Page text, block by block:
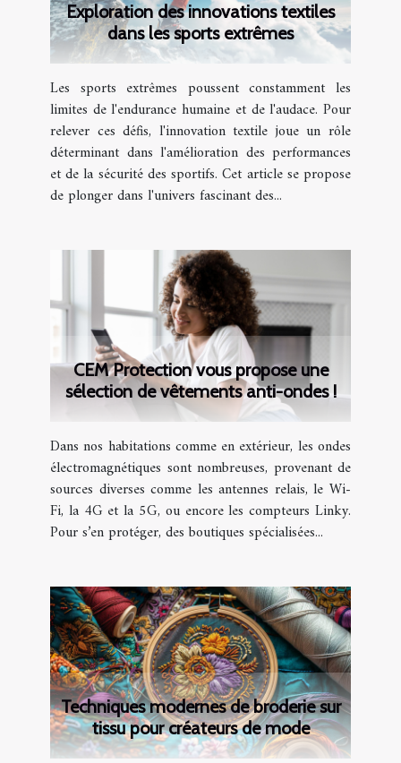
Exploration des innovations textiles
dans les sports extrêmes
Les sports extrêmes poussent constamment les
limites de l'endurance humaine et de l'audace. Pour
relever ces défis, l'innovation textile joue un rôle
déterminant dans l'amélioration des performances
et de la sécurité des sportifs. Cet article se propose
de plonger dans l'univers fascinant des...
CEM Protection vous propose une
sélection de vêtements anti-ondes !
Dans nos habitations comme en extérieur, les ondes
électromagnétiques sont nombreuses, provenant de
sources diverses comme les antennes relais, le Wi-
Fi, la 4G et la 5G, ou encore les compteurs Linky.
Pour s’en protéger, des boutiques spécialisées...
Techniques modernes de broderie sur
tissu pour créateurs de mode